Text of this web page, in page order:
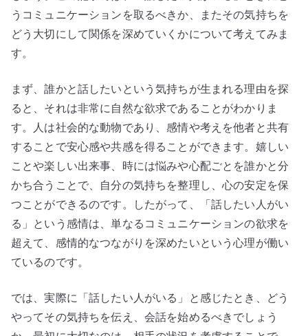
うコミュニケーションを取るべきか、またその気持ちを
どう大切にして関係を深めていくかについて考えてみま
す。
まず、誰かと話したいという気持ちが生まれる理由を探
ると、それは非常に自然な欲求であることがわかりま
す。人は社会的な動物であり、感情や考えを他者と共有
することで安心感や共感を得ることができます。嬉しい
ことや楽しい出来事、時には悩みや心配ごとを誰かと分
かち合うことで、自分の気持ちを整理し、心の安定を保
つことができるのです。したがって、「話したい人がい
る」という感情は、単なるコミュニケーションの欲求を
超えて、感情的なつながりを深めたいという心理が働い
ているのです。
では、実際に「話したい人がいる」と感じたとき、どう
やってその気持ちを伝え、会話を始めるべきでしょう